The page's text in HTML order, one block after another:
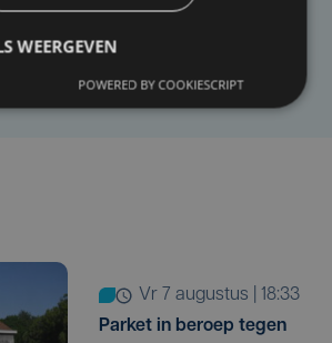
vr 7 augustus | 18:33
Parket in beroep tegen
WEERGEVEN
POWERED BY COOKIESCRIPT